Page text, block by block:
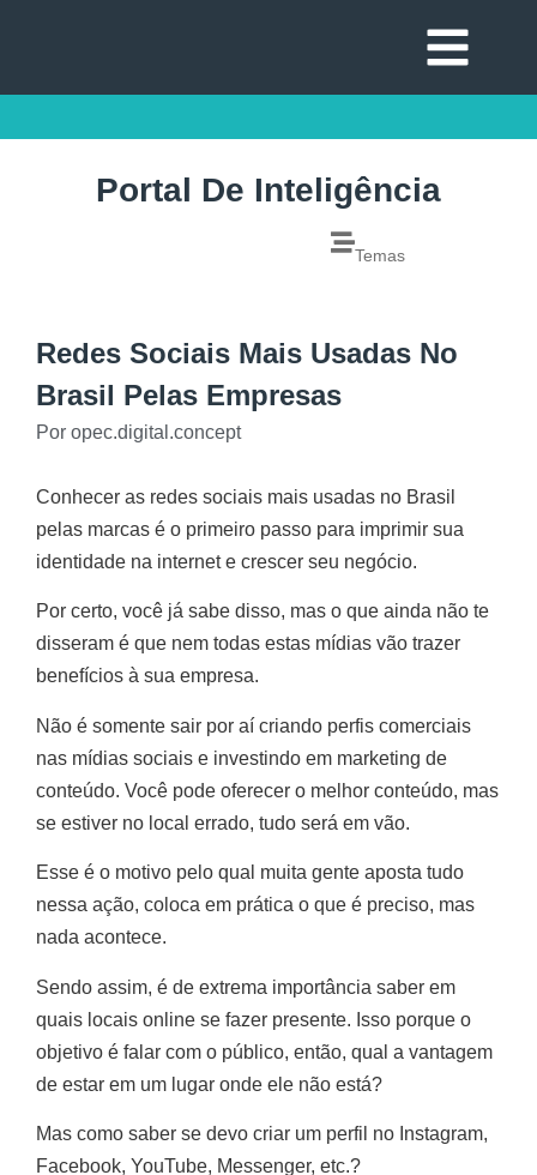
Portal De Inteligência
Temas
Redes Sociais Mais Usadas No
Brasil Pelas Empresas
Por opec.digital.concept
Conhecer as redes sociais mais usadas no Brasil
pelas marcas é o primeiro passo para imprimir sua
identidade na internet e crescer seu negócio.
Por certo, você já sabe disso, mas o que ainda não te
disseram é que nem todas estas mídias vão trazer
benefícios à sua empresa.
Não é somente sair por aí criando perfis comerciais
nas mídias sociais e investindo em marketing de
conteúdo. Você pode oferecer o melhor conteúdo, mas
se estiver no local errado, tudo será em vão.
Esse é o motivo pelo qual muita gente aposta tudo
nessa ação, coloca em prática o que é preciso, mas
nada acontece.
Sendo assim, é de extrema importância saber em
quais locais online se fazer presente. Isso porque o
objetivo é falar com o público, então, qual a vantagem
de estar em um lugar onde ele não está?
Mas como saber se devo criar um perfil no Instagram,
Facebook, YouTube, Messenger, etc.?